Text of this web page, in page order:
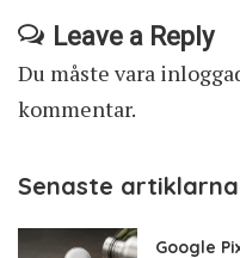
Leave a Reply
Du måste vara
kommentar.
Senaste artiklarna
Google